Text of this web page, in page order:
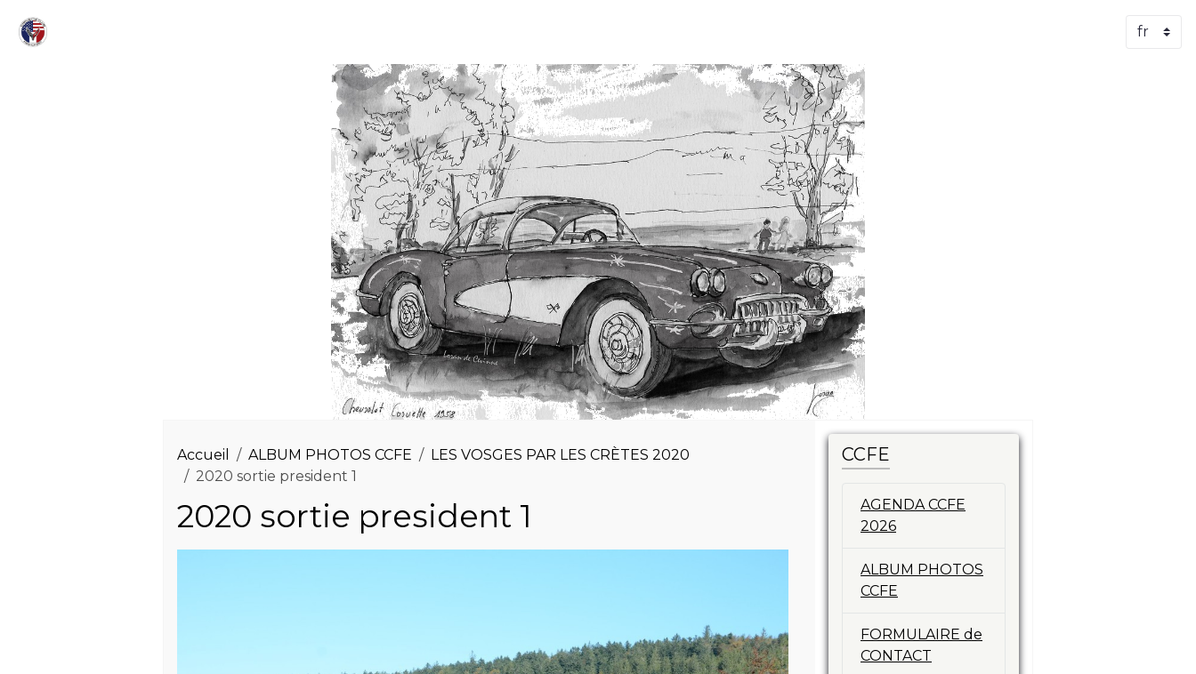
Accueil ALBUM PHOTOS CCFE
LES VOSGES PAR LES CRÈTES 2020
2020 sortie president 1
2020 sortie president 1
CCFE
AGENDA CCFE
2026
ALBUM PHOTOS
CCFE
FORMULAIRE de
CONTACT